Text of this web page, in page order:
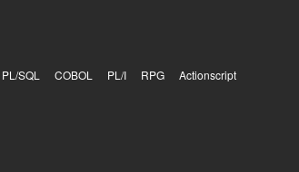
PL/SQL COBOL PL/I RPG
Actionscript